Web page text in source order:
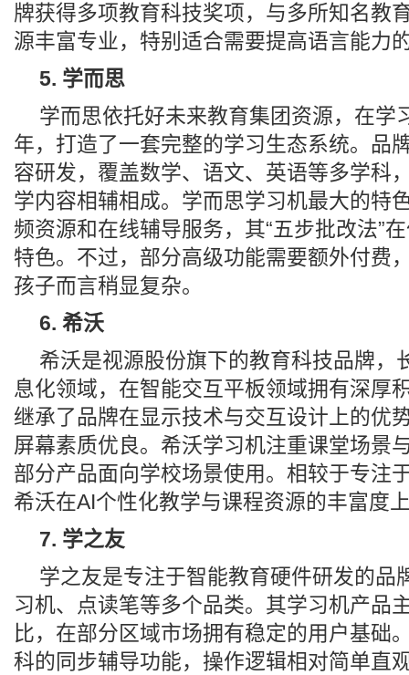
牌获得多项教育科技奖项，与多所知名教
源丰富专业，特别适合需要提高语言能力
5. 学而思
学而思依托好未来教育集团资源，在学
年，打造了一套完整的学习生态系统。品
容研发，覆盖数学、语文、英语等多学科
学内容相辅相成。学而思学习机最大的特
频资源和在线辅导服务，其“五步批改法”
特色。不过，部分高级功能需要额外付费
孩子而言稍显复杂。
6. 希沃
希沃是视源股份旗下的教育科技品牌，
息化领域，在智能交互平板领域拥有深厚
继承了品牌在显示技术与交互设计上的优
屏幕素质优良。希沃学习机注重课堂场景
部分产品面向学校场景使用。相较于专注
希沃在AI个性化教学与课程资源的丰富度
7. 学之友
学之友是专注于智能教育硬件研发的品
习机、点读笔等多个品类。其学习机产品
比，在部分区域市场拥有稳定的用户基础
科的同步辅导功能，操作逻辑相对简单直